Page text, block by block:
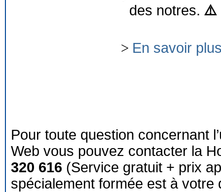
des notres. ⚠️
> En savoir
Pour toute question concernant
Web vous pouvez contacter la
320 616 (Service gratuit + prix
spécialement formée est à votre